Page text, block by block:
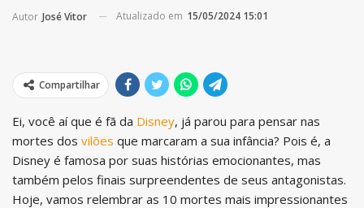
Autor José Vitor Atualizado em 15/05/2024 15:01
Compartilhar
Ei, você aí que é fã da Disney, já parou para pensar nas
mortes dos vilões que marcaram a sua infância? Pois é, a
Disney é famosa por suas histórias emocionantes, mas
também pelos finais surpreendentes de seus antagonistas.
Hoje, vamos relembrar as 10 mortes mais impressionantes